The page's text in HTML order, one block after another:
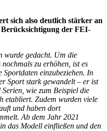
sich also deutlich stärker an
der FEI-
wurde gedacht. Um die
zu erhöhen, ist es
einzubeziehen. In
Sport stark gewandelt – er ist
wie zum Beispiel die
etabliert. Zudem wurden viele
und haben dort
Ab dem Jahr 2021
das Modell einfließen und den